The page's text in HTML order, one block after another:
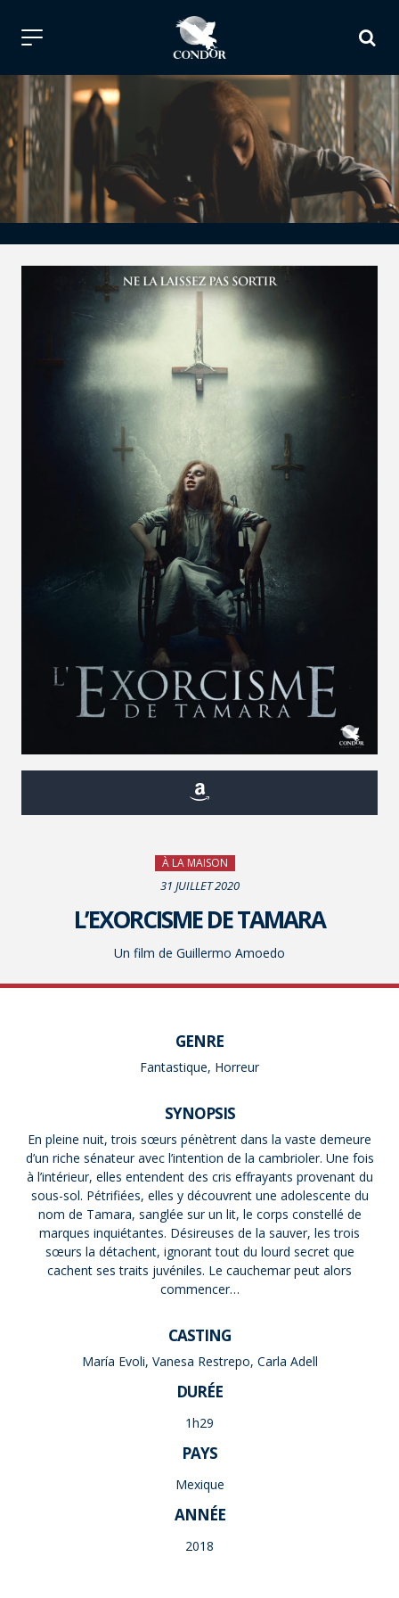
À LA MAISON
31 JUILLET 2020
L’EXORCISME DE TAMARA
Un film de Guillermo Amoedo
GENRE
Fantastique, Horreur
SYNOPSIS
En pleine nuit, trois sœurs pénètrent dans la vaste demeure
d’un riche sénateur avec l’intention de la cambrioler. Une fois
à l’intérieur, elles entendent des cris effrayants provenant du
sous-sol. Pétrifiées, elles y découvrent une adolescente du
nom de Tamara, sanglée sur un lit, le corps constellé de
marques inquiétantes. Désireuses de la sauver, les trois
sœurs la détachent, ignorant tout du lourd secret que
cachent ses traits juvéniles. Le cauchemar peut alors
commencer…
CASTING
María Evoli, Vanesa Restrepo, Carla Adell
DURÉE
1h29
PAYS
Mexique
ANNÉE
2018